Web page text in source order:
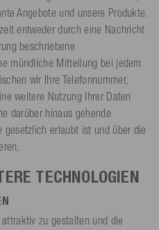
Angebote und unsere Produkte.
entweder durch eine Nachricht
beschriebene
mündliche Mitteilung bei jedem
wir Ihre Telefonnummer,
weitere Nutzung Ihrer Daten
darüber hinaus gehende
gesetzlich erlaubt ist und über die
TECHNOLOGIEN
zu gestalten und die